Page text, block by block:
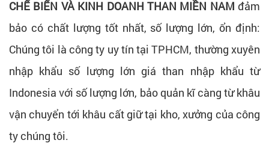
CHẾ BIẾN VÀ KINH DOANH THAN MIỀN NAM đảm
bảo có chất lượng tốt nhất, số lượng lớn, ổn định:
Chúng tôi là công ty uy tín tại TPHCM, thường xuyên
nhập khẩu số lượng lớn giá than nhập khẩu từ
Indonesia với số lượng lớn, bảo quản kĩ càng từ khâu
vận chuyển tới khâu cất giữ tại kho, xưởng của công
ty chúng tôi.